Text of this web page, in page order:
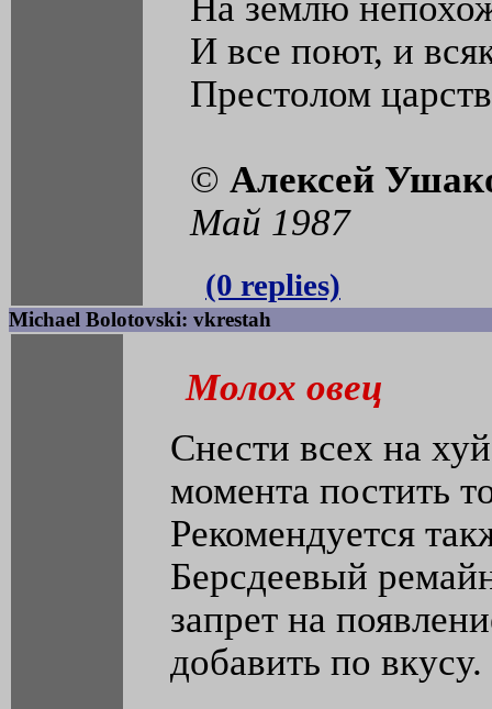
И все поют, и
Престолом
© Алексей
Май 1987
(0 replies)
Michael Bolotovski: vkrestah
Молох овец
Снести всех на
момента постить
Рекомендуется
Берсдеевый
запрет на
добавить по вкусу.